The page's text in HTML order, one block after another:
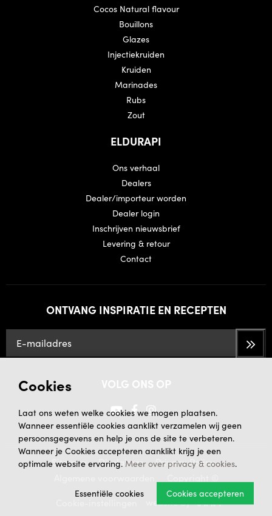
Cookies
Laat ons weten welke cookies we mogen plaatsen.
Wanneer essentiële cookies aanklikt verzamelen wij geen
persoonsgegevens en help je ons de site te verbeteren.
Wanneer je Cookies accepteren aanklikt krijg je een
optimale website ervaring. Meer over privacy & cookies.
Cookies accepteren
Essentiële cookies
Cocos Natural flavour
Bouillons
Glazes
Injectiekruiden
Kruiden
Marinades
Rubs
Zout
ELDURAPI
Ons verhaal
Dealers
Dealer/importeur worden
Dealer login
Inschrijven nieuwsbrief
Levering & retour
Contact
ONTVANG INSPIRATIE EN RECEPTEN
VOLG ONS OP
Sitemap Disclaimer
Privacy Policy
website by